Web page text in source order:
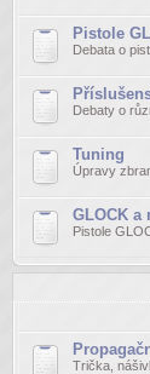
Pistole
Debata o
Debaty o
Tuning
Úpravy
GLOCK a
Pistole
Trička,